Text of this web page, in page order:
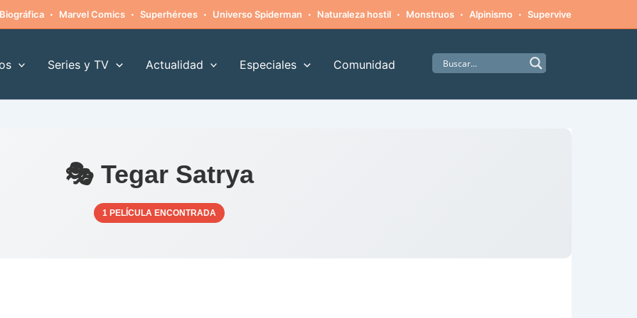
Biográfica · Marvel Comics · Superhéroes · Universo Spiderman · Naturaleza hostil · Monstruos · Alpinismo · Supervivencia
Series y TV Actualidad Especiales Comunidad
🎭 Tegar Satrya
1 PELÍCULA ENCONTRADA